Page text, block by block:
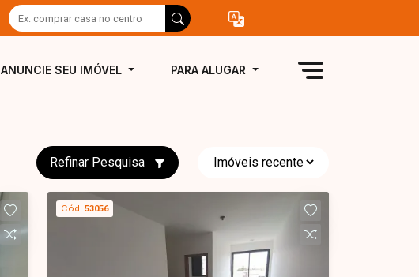
ANUNCIE SEU IMÓVEL PARA ALUGAR
Refinar Pesquisa
Cód. 53056